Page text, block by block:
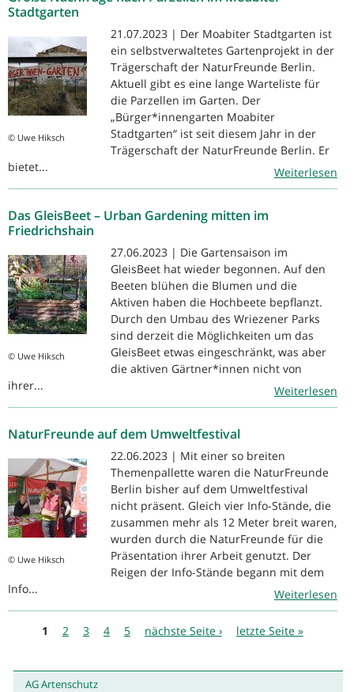
Stadtgarten
© Uwe Hiksch
21.07.2023 | Der Moabiter Stadtgarten ist
ein selbstverwaltetes Gartenprojekt in der
Trägerschaft der NaturFreunde Berlin.
Aktuell gibt es eine lange Warteliste für
die Parzellen im Garten. Der
„Bürger*innengarten Moabiter
Stadtgarten“ ist seit diesem Jahr in der
Trägerschaft der NaturFreunde Berlin. Er
bietet...
Weiterlesen
Das GleisBeet – Urban Gardening mitten im
Friedrichshain
© Uwe Hiksch
27.06.2023 | Die Gartensaison im
GleisBeet hat wieder begonnen. Auf den
Beeten blühen die Blumen und die
Aktiven haben die Hochbeete bepflanzt.
Durch den Umbau des Wriezener Parks
sind derzeit die Möglichkeiten um das
GleisBeet etwas eingeschränkt, was aber
die aktiven Gärtner*innen nicht von
ihrer...
Weiterlesen
NaturFreunde auf dem Umweltfestival
© Uwe Hiksch
22.06.2023 | Mit einer so breiten
Themenpallette waren die NaturFreunde
Berlin bisher auf dem Umweltfestival
nicht präsent. Gleich vier Info-Stände, die
zusammen mehr als 12 Meter breit waren,
wurden durch die NaturFreunde für die
Präsentation ihrer Arbeit genutzt. Der
Reigen der Info-Stände begann mit dem
Info...
Weiterlesen
Seiten1 2 3 4 5 nächste Seite › letzte Seite »
AG Artenschutz